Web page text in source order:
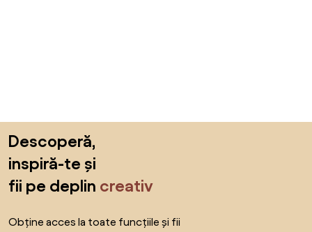
Descoperă,
inspiră-te și
fii pe deplin creativ
Obține acces la toate funcțiile și fii